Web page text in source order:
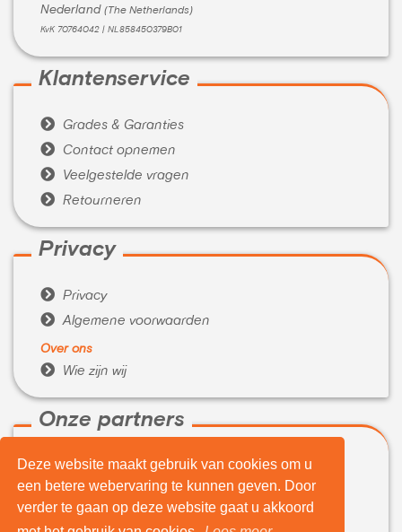
Deze website maakt gebruik van cookies om u
een betere webervaring te kunnen geven. Door
verder te gaan op deze website gaat u akkoord
Nederland (The Netherlands)
KvK 70764042 | NL858450379B01
Klantenservice
 Grades & Garanties
 Contact opnemen
 Veelgestelde vragen
 Retourneren
Privacy
 Privacy
 Algemene voorwaarden
Over ons
 Wie zijn wij
Onze partners
 WeBuyIt.nl
 LaptopVerkopen.eu
Tijdelijk extra geld nodig?